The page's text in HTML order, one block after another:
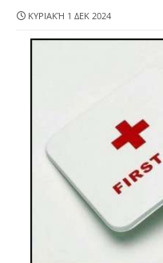
ΚΥΡΙΑΚΉ 1 ΔΕΚ 2024